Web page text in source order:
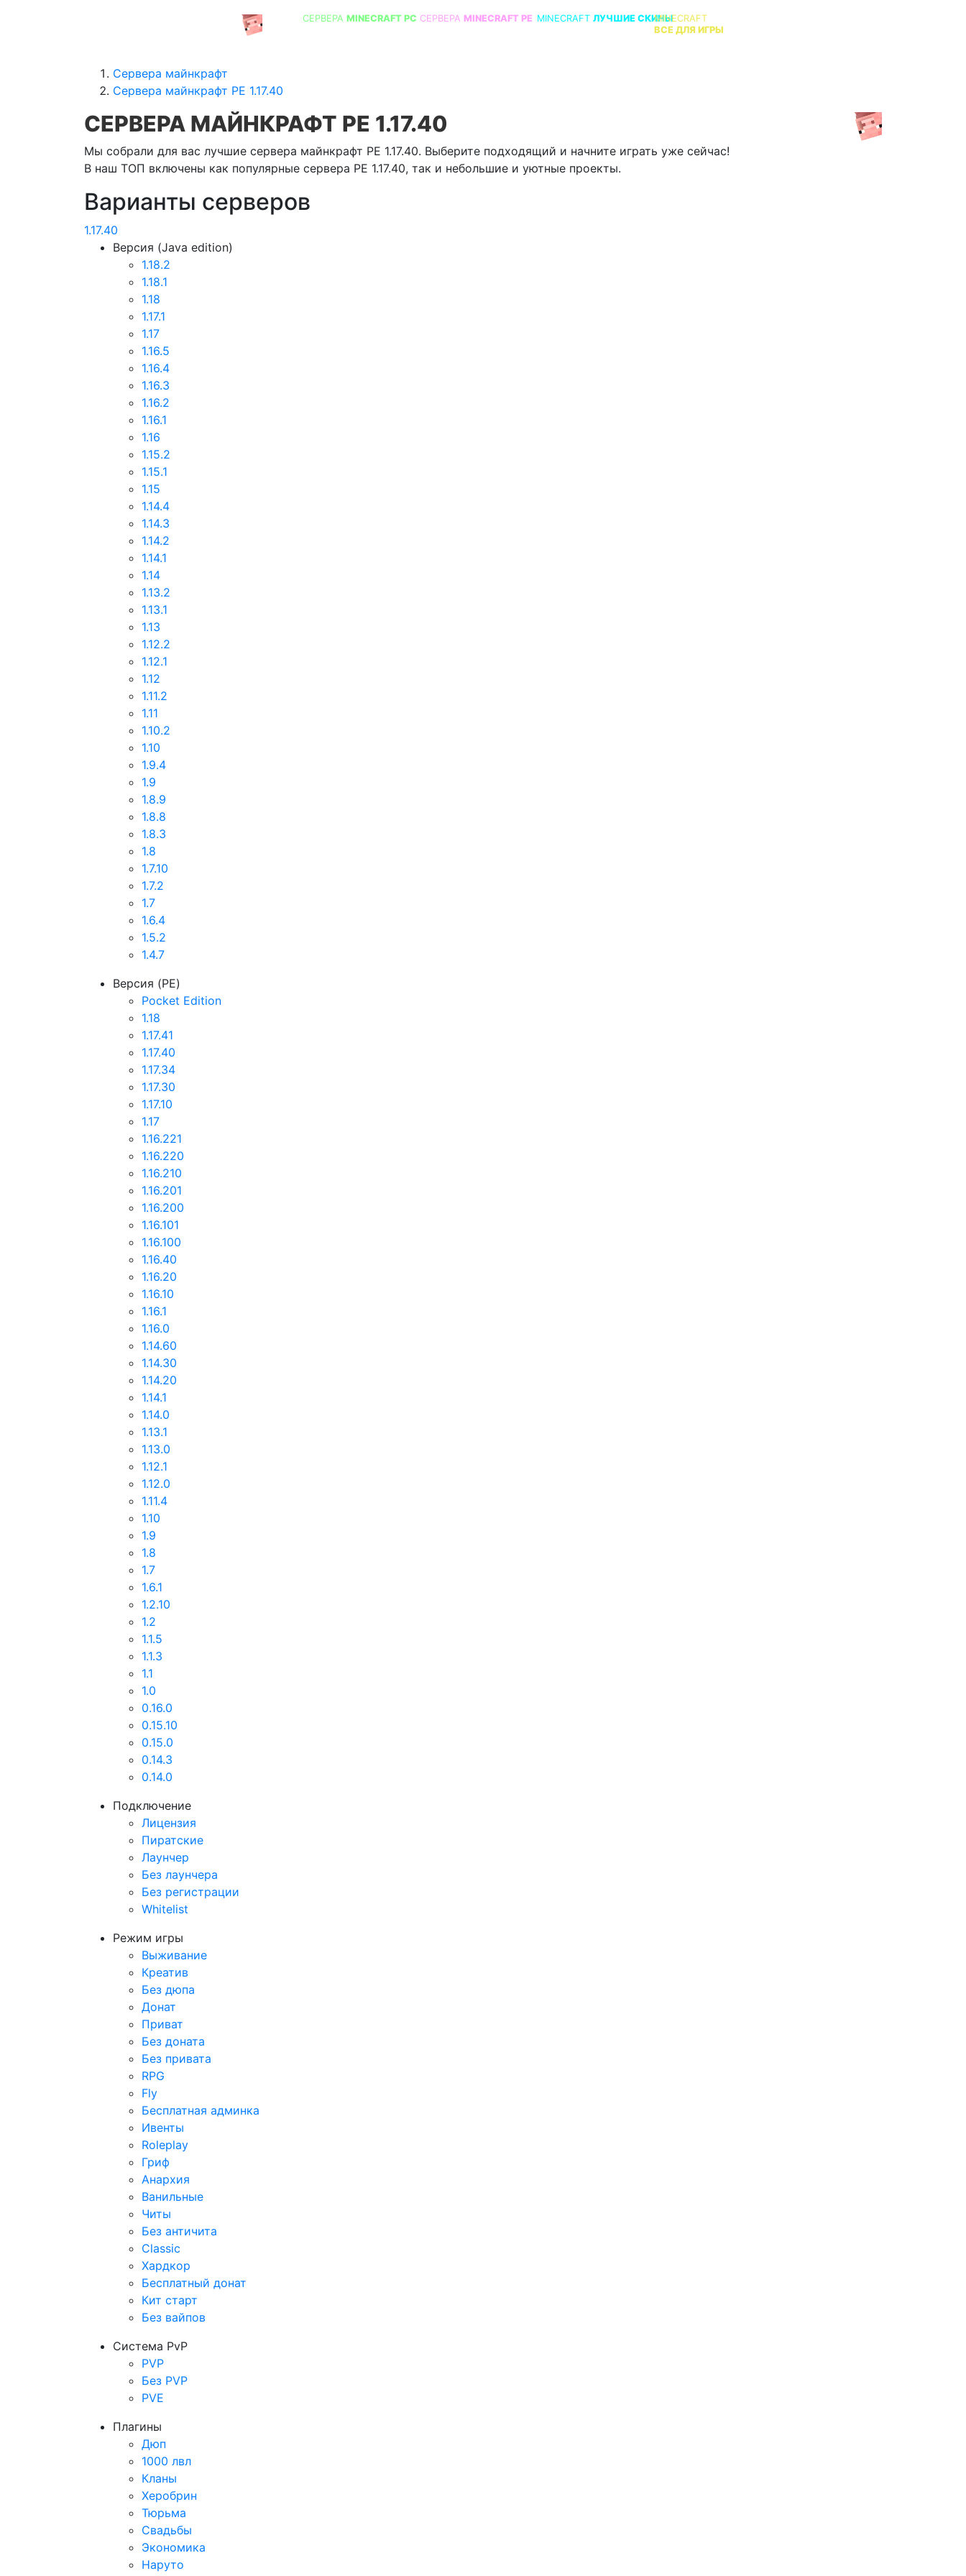
СЕРВЕРА MINECRAFT PC СЕРВЕРА MINECRAFT PE MINECRAFT ЛУЧШИЕ СКИНЫMINECRAFT
ВСЕ ДЛЯ ИГРЫ
Сервера майнкрафт
Сервера майнкрафт PE 1.17.40
СЕРВЕРА МАЙНКРАФТ PE 1.17.40
Мы собрали для вас лучшие сервера майнкрафт PE 1.17.40. Выберите подходящий и начните играть уже сейчас!
В наш ТОП включены как популярные сервера PE 1.17.40, так и небольшие и уютные проекты.
Варианты серверов
1.17.40
Версия (Java edition)
1.18.2
1.18.1
1.18
1.17.1
1.17
1.16.5
1.16.4
1.16.3
1.16.2
1.16.1
1.16
1.15.2
1.15.1
1.15
1.14.4
1.14.3
1.14.2
1.14.1
1.14
1.13.2
1.13.1
1.13
1.12.2
1.12.1
1.12
1.11.2
1.11
1.10.2
1.10
1.9.4
1.9
1.8.9
1.8.8
1.8.3
1.8
1.7.10
1.7.2
1.7
1.6.4
1.5.2
1.4.7
Версия (PE)
Pocket Edition
1.18
1.17.41
1.17.40
1.17.34
1.17.30
1.17.10
1.17
1.16.221
1.16.220
1.16.210
1.16.201
1.16.200
1.16.101
1.16.100
1.16.40
1.16.20
1.16.10
1.16.1
1.16.0
1.14.60
1.14.30
1.14.20
1.14.1
1.14.0
1.13.1
1.13.0
1.12.1
1.12.0
1.11.4
1.10
1.9
1.8
1.7
1.6.1
1.2.10
1.2
1.1.5
1.1.3
1.1
1.0
0.16.0
0.15.10
0.15.0
0.14.3
0.14.0
Подключение
Лицензия
Пиратские
Лаунчер
Без лаунчера
Без регистрации
Whitelist
Режим игры
Выживание
Креатив
Без дюпа
Донат
Приват
Без доната
Без привата
RPG
Fly
Бесплатная админка
Ивенты
Roleplay
Гриф
Анархия
Ванильные
Читы
Без античита
Classic
Хардкор
Бесплатный донат
Кит старт
Без вайпов
Система PvP
PVP
Без PVP
PVE
Плагины
Дюп
1000 лвл
Кланы
Херобрин
Тюрьма
Свадьбы
Экономика
Наруто